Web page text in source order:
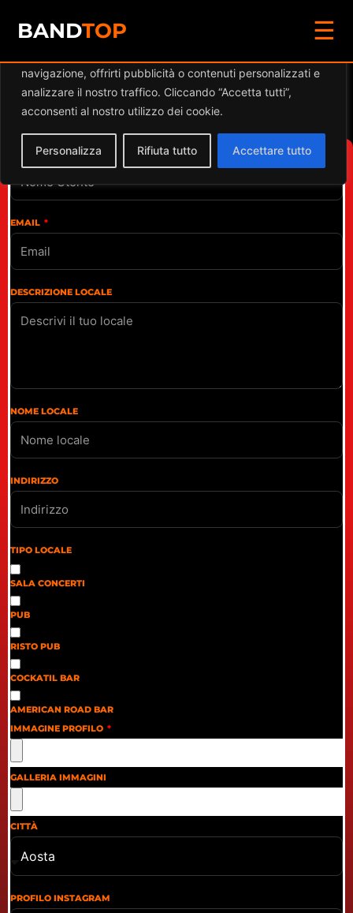
Diamo valore alla tua privacy
navigazione, offrirti pubblicità o contenuti personalizzati e
analizzare il nostro traffico. Cliccando “Accetta tutti”,
acconsenti al nostro utilizzo dei cookie.
Personalizza Rifiuta tutto Accettare tutto
BANDTOP ☰
Registra il tuo
locale
NOME
EMAIL
DESCRIZIONE LOCALE
NOME LOCALE
INDIRIZZO
TIPO LOCALE
SALA CONCERTI
PUB
RISTO PUB
COCKATIL BAR
AMERICAN ROAD BAR
IMMAGINE PROFILO
GALLERIA IMMAGINI
CITTÀ
PROFILO INSTAGRAM